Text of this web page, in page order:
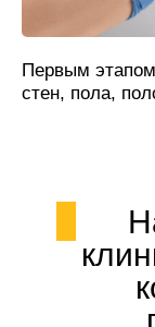
Первым
стен, пола,